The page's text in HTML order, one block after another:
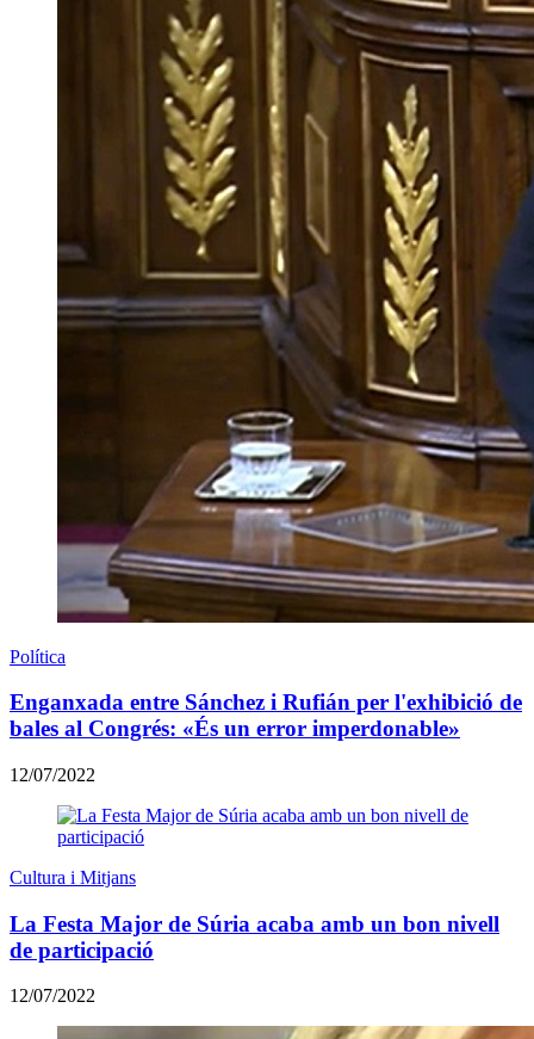
Política
Enganxada entre Sánchez i Rufián per l'exhibició de
bales al Congrés: «És un error imperdonable»
12/07/2022
Cultura i Mitjans
La Festa Major de Súria acaba amb un bon nivell
de participació
12/07/2022